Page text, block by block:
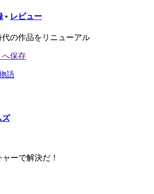
• レビュー
の作品をリニューアル
ズ
ーで解決だ！